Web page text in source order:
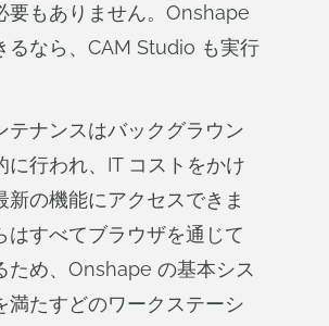
要もありません。Onshape
るなら、CAM Studio も実行
テナンスはバックグラウン
に行われ、IT コストをかけ
新の機能にアクセスできま
はすべてブラウザを通じて
ため、Onshape の基本シス
満たすどのワークステーシ